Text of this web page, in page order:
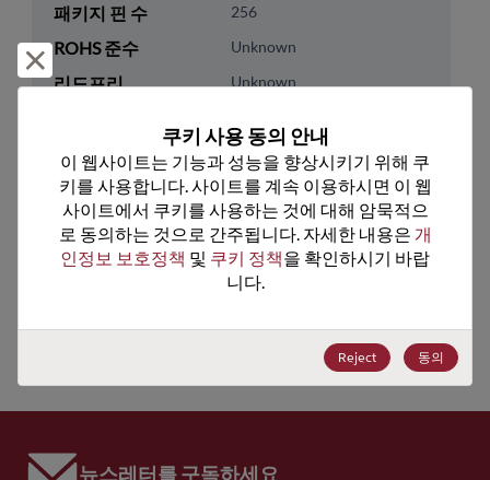
패키지 핀 수 256
ROHS 준수 Unknown
리드프리 Unknown
기술 카테고리 Processor & Peripheral
기술 하위 카테고리 MCU & MPU
기술 그룹 16-Bit
8542.31.0030
ECCN 3A991.A.2
뉴스레터를 구독하세요
거부 및 닫기
쿠키 사용 동의 안내
이 웹사이트는 기능과 성능을 향상시키기 위해 쿠
키를 사용합니다. 사이트를 계속 이용하시면 이 웹
사이트에서 쿠키를 사용하는 것에 대해 암묵적으
로 동의하는 것으로 간주됩니다. 자세한 내용은 개
인정보 보호정책 및 쿠키 정책을 확인하시기 바랍
니다.
Reject 동의